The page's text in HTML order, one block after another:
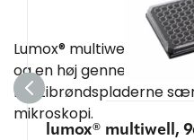
Lumox® multiwell har en
og en høj
multibrøndspladerne
mikroskopi.
lumox® multiwell,